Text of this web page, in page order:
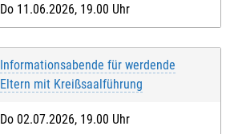
Do 11.06.2026, 19.00 Uhr
Informationsabende für werdende
Eltern mit Kreißsaalführung
Do 02.07.2026, 19.00 Uhr